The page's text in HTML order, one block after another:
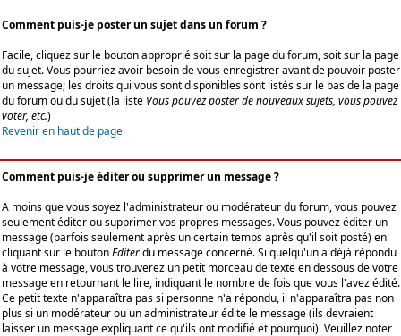
Comment puis-je poster un sujet dans un forum ?
Facile, cliquez sur le bouton approprié soit sur la page du forum, soit sur la page
du sujet. Vous pourriez avoir besoin de vous enregistrer avant de pouvoir poster
un message; les droits qui vous sont disponibles sont listés sur le bas de la page
du forum ou du sujet (la liste Vous pouvez poster de nouveaux sujets, vous pouvez
voter, etc.)
Revenir en haut de page
Comment puis-je éditer ou supprimer un message ?
A moins que vous soyez l'administrateur ou modérateur du forum, vous pouvez
seulement éditer ou supprimer vos propres messages. Vous pouvez éditer un
message (parfois seulement après un certain temps après qu'il soit posté) en
cliquant sur le boutonEditerdu message concerné. Si quelqu'un a déjà répondu
à votre message, vous trouverez un petit morceau de texte en dessous de votre
message en retournant le lire, indiquant le nombre de fois que vous l'avez édité.
Ce petit texte n'apparaîtra pas si personne n'a répondu, il n'apparaîtra pas non
plus si un modérateur ou un administrateur édite le message (ils devraient
laisser un message expliquant ce qu'ils ont modifié et pourquoi). Veuillez noter